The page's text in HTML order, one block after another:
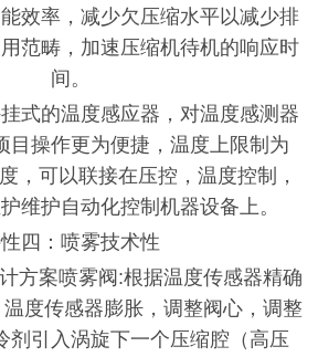
效率，减少欠压缩水平以减少排
范畴，加速压缩机待机的响应时
间。
式的温度感应器，对温度感测器
目操作更为便捷，温度上限制为
，可以联接在压控，温度控制，
维护自动化控制机器设备上。
四：喷雾技术性
方案喷雾阀:根据温度传感器精确
度传感器膨胀，调整阀心，调整
剂引入涡旋下一个压缩腔（高压